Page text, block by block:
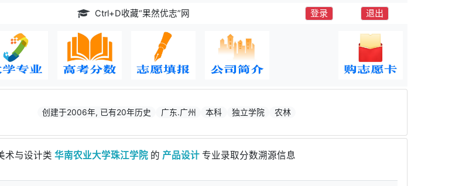
Ctrl+D收藏“果然优志”网 登录 退出
创建于2006年, 已有20年历史 广东.广州 本科 独立学院 农林
术与设计类 华南农业大学珠江学院 的 产品设计 专业录取分数溯源信息